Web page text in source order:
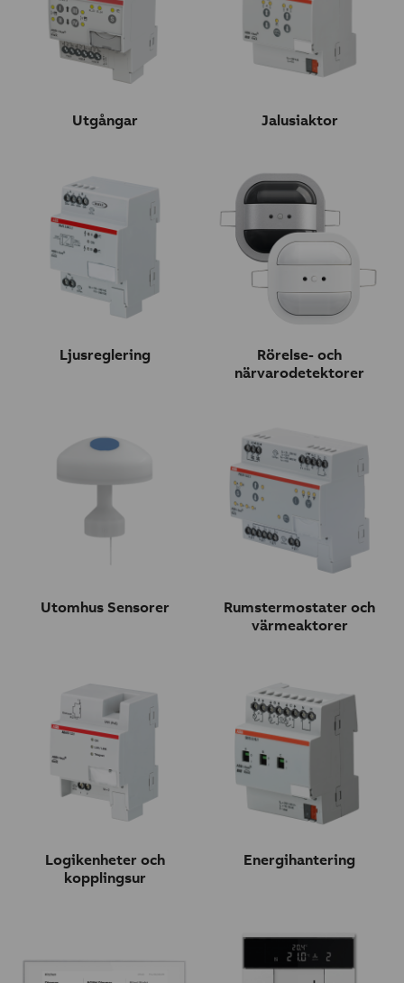
Utgångar Jalusiaktor
Ljusreglering
Rörelse- och
närvarodetektorer
Utomhus Sensorer
Rumstermostater och
värmeaktorer
Logikenheter och
kopplingsur
Energihantering